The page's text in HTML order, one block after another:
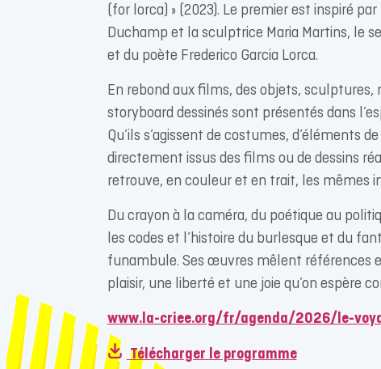
(for lorca) » (2023). Le premier est inspiré
Duchamp et la sculptrice Maria Martins, le
et du poète Frederico Garcia Lorca.
En rebond aux films, des objets, sculptures,
storyboard dessinés sont présentés dans
Qu’ils s’agissent de costumes, d’éléments
directement issus des films ou de dessins
retrouve, en couleur et en trait, les mêmes
Du crayon à la caméra, du poétique au
les codes et l’histoire du burlesque et du
funambule. Ses œuvres mêlent références
plaisir, une liberté et une joie qu’on espère
www.la-criee.org/fr/agenda/2026/le-
Télécharger le programme